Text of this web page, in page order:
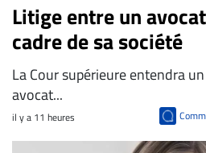
Litige entre un
cadre de sa société
La Cour supérieure entendra
avocat...
il y a 11 heures